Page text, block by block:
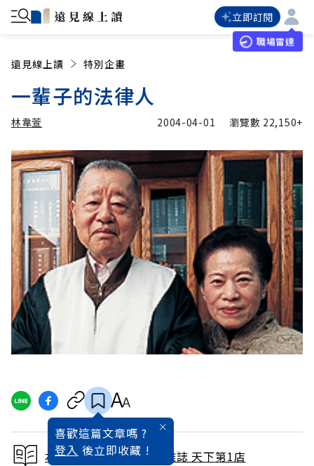
立即訂閱
職場雷達
遠見線上讀 特別企畫
一輩子的法律人
林韋萱
林韋萱 加入追蹤
2004-04-01 瀏覽數 22,150+
喜歡這篇文章嗎 ?
登入 後立即收藏 !
本文出自 2004 / 4月號雜誌 天下第1店